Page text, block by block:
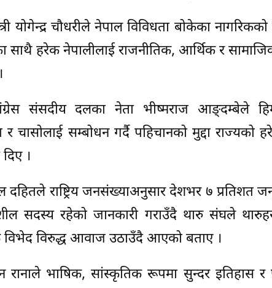
योगेन्द्र चौधरीले नेपाल विविधता बोकेका
हरेक नेपालीलाई राजनीतिक, आर्थिक र
संसदीय दलका नेता भीष्मराज आङ्दम्बेले
चासोलाई सम्बोधन गर्दै पहिचानको मुद्दा राज्यको
।
दहितले राष्ट्रिय जनसंख्याअनुसार देशभर ७ प्रतिशत
सदस्य रहेको जानकारी गराउँदै थारु संघले
विभेद विरुद्ध आवाज उठाउँदै आएको बताए ।
रानाले भाषिक, सांस्कृतिक रूपमा सुन्दर इतिहास